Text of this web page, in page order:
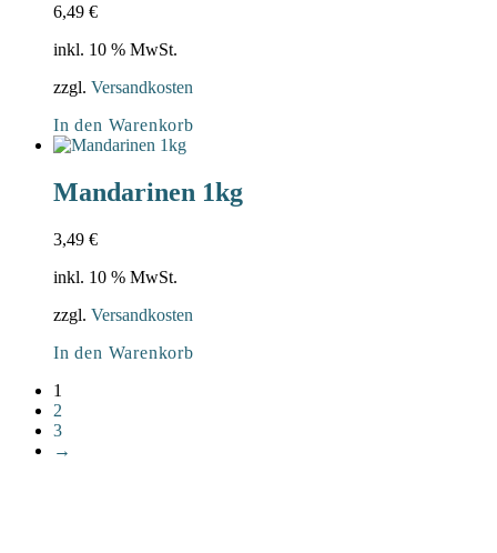
6,49 €
inkl. 10 % MwSt.
zzgl. Versandkosten
In den Warenkorb
Mandarinen 1kg
3,49 €
inkl. 10 % MwSt.
zzgl. Versandkosten
In den Warenkorb
1
2
3
→